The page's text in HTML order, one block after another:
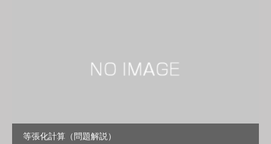
等張化計算（問題解説）